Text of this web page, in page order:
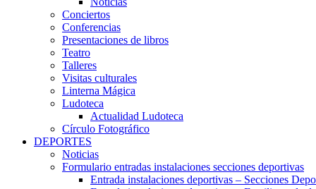
Conciertos
Conferencias
Presentaciones de libros
Teatro
Talleres
Visitas culturales
Linterna Mágica
Ludoteca
Actualidad Ludoteca
Círculo Fotográfico
DEPORTES
Noticias
Formulario entradas instalaciones secciones deportivas
Entrada instalaciones deportivas – Secciones